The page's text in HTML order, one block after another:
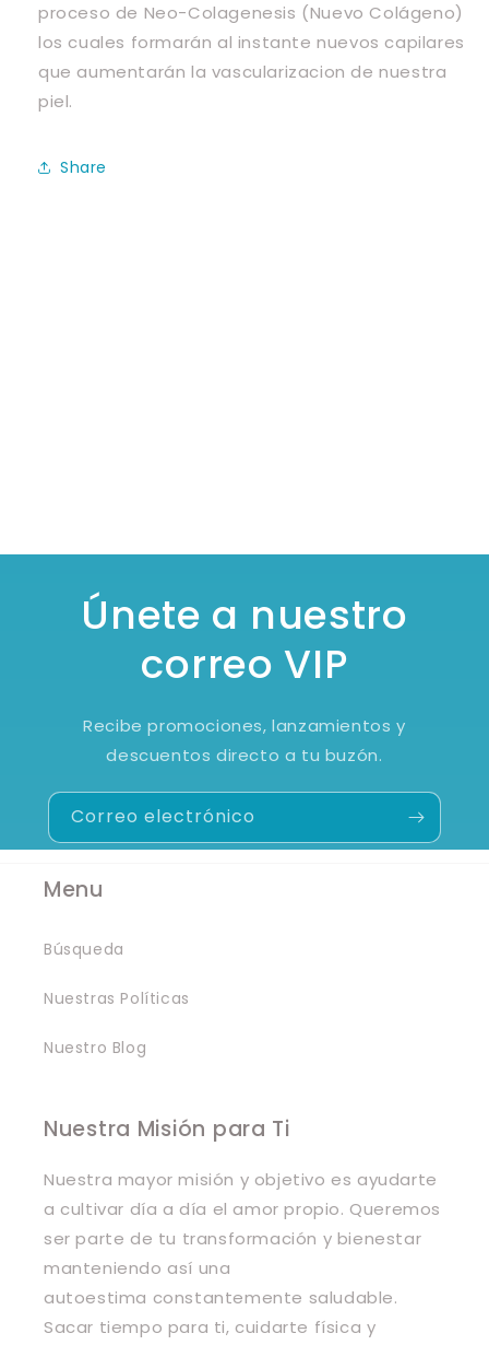
proceso de Neo-Colagenesis (Nuevo Colágeno)
los cuales formarán al instante nuevos capilares
que aumentarán la vascularizacion de nuestra
piel.
Share
Únete a nuestro
correo VIP
Recibe promociones, lanzamientos y
descuentos directo a tu buzón.
Correo electrónico
Menu
Búsqueda
Nuestras Políticas
Nuestro Blog
Nuestra Misión para Ti
Nuestra mayor misión y objetivo es ayudarte
a cultivar día a día el amor propio. Queremos
ser parte de tu transformación y bienestar
manteniendo así una
autoestima constantemente saludable.
Sacar tiempo para ti, cuidarte física y